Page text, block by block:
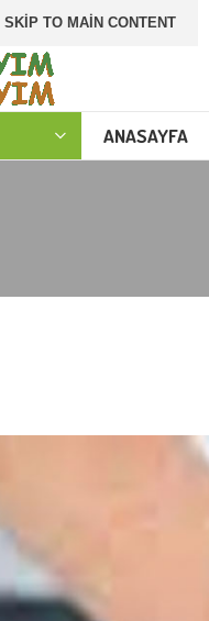
SKIP TO MAIN CONTENT
ANASAYFA